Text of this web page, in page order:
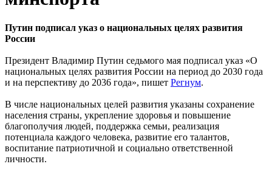
Путин подписал указ о национальных целях развития
России
Президент Владимир Путин седьмого мая подписал указ «О
национальных целях развития России на период до 2030 года
и на перспективу до 2036 года», пишет Регнум.
В числе национальных целей развития указаны сохранение
населения страны, укрепление здоровья и повышение
благополучия людей, поддержка семьи, реализация
потенциала каждого человека, развитие его талантов,
воспитание патриотичной и социально ответственной
личности.